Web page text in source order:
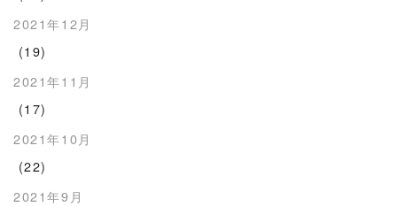
2021年12月
(19)
2021年11月
(17)
2021年10月
(22)
2021年9月